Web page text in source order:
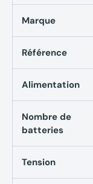
Tension 18 V
Batterie
Temps de charge
Nombre de
Batt. compatibles
Régime
Marque
Référence
Alimentation
Nombre de
batteries
Tension